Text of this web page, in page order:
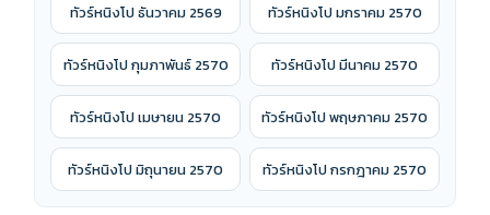
ทัวร์เซี่ยงไฮ้ ทัวร์เซี่ยหนิง
ทัวร์เทียนจิน ทัวร์เฟิ่งหวง
ทัวร์เส้นทางสายไหม ทัวร์เหยียนอาน
ทัวร์เอินซือ ทัวร์แชงกรีล่า
ทัวร์หนิงโป ธันวาคม 2569 ทัวร์หนิงโป มกราคม 2570
ทัวร์หนิงโป กุมภาพันธ์ 2570 ทัวร์หนิงโป มีนาคม 2570
ทัวร์หนิงโป เมษายน 2570 ทัวร์หนิงโป พฤษภาคม 2570
ทัวร์หนิงโป มิถุนายน 2570 ทัวร์หนิงโป กรกฎาคม 2570